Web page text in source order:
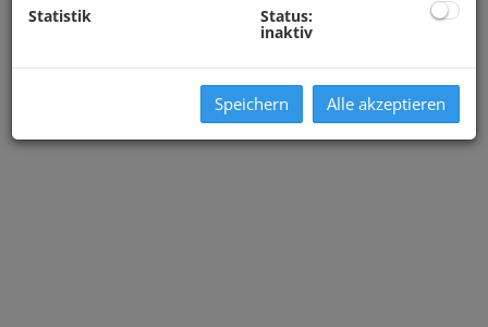
Statistik Status:
inaktiv
Speichern Alle akzeptieren